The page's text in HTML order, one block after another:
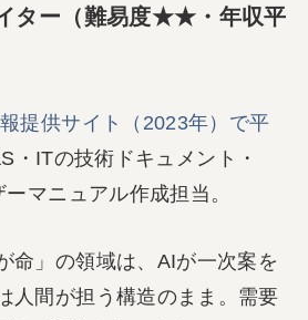
ター（難易度★★・年収平
提供サイト（2023年）で平
・ITの技術ドキュメント・
マニュアル作成担当。
命」の領域は、AIが一次案を
人間が担う構造のまま。需要